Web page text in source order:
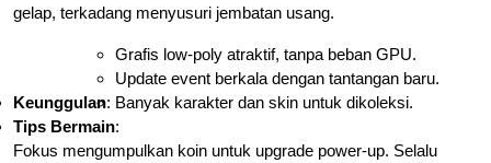
gelap, terkadang menyusuri jembatan usang.
Keunggulan:
Grafis low-poly atraktif, tanpa beban GPU.
Update event berkala dengan tantangan baru.
Banyak karakter dan skin untuk dikoleksi.
Tips Bermain:
Fokus mengumpulkan koin untuk upgrade power-up. Selalu